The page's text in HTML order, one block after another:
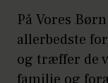
På Vores
allerbedste
og træffer de
familie og